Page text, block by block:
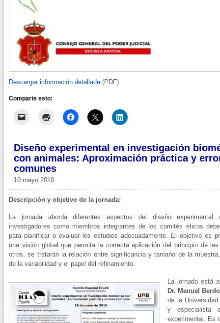
Descargar información detallada(PDF).
Comparte esto:
Diseño experimental en investigación
con animales: Aproximación práctica y
comunes
10 mayo 2010
Descripción y objetivo de la jornada:
La jornada aborda diferentes aspectos del diseño experimental
investigadores como miembros integrantes de los comités éticos
para planificar o evaluar los estudios adecuadamente. El objetivo es
una visión global que permita la correcta aplicación del principio de
otros, se tratarán la relación entre significancia y tamaño de la
de la variabilidad y el papel del refinamiento.
La jornada está
Dr. Manuel
de la
y especialista
experimental. Es